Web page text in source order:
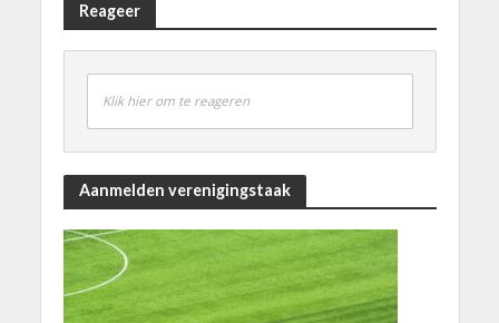
Reageer
Klik hier om te reageren
Aanmelden verenigingstaak